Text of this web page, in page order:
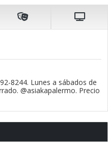
8244. Lunes a sábados de
@asiakapalermo. Precio